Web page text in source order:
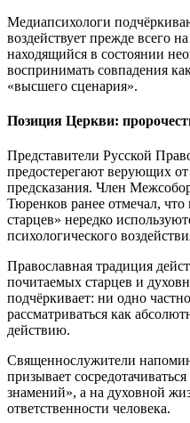
Медиапсихологи
воздействует прежде всего
находящийся в состоянии
воспринимать совпадения
«высшего сценария».
Позиция Церкви:
Представители Русской
предостерегают верующих
предсказания. Член
Тюренков ранее отмечал,
старцев» нередко
психологического
Православная традиция
почитаемых старцев и
подчёркивает: ни одно
рассматриваться как
действию.
Священнослужители
призывает
знамений», а на духовной
ответственности человека.